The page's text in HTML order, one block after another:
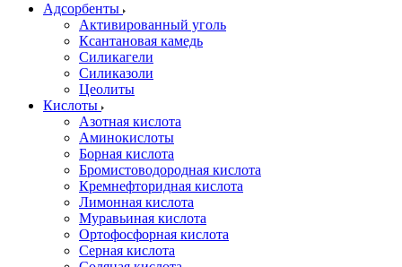
Адсорбенты
Активированный уголь
Ксантановая камедь
Силикагели
Силиказоли
Цеолиты
Кислоты
Азотная кислота
Аминокислоты
Борная кислота
Бромистоводородная кислота
Кремнефторидная кислота
Лимонная кислота
Муравьиная кислота
Ортофосфорная кислота
Серная кислота